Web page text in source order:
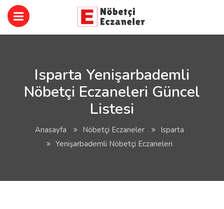
Isparta Yenişarbademli
Nöbetçi Eczaneleri Güncel
Listesi
Anasayfa Nöbetçi Eczaneler
Isparta
Yenişarbademli Nöbetçi Eczaneleri